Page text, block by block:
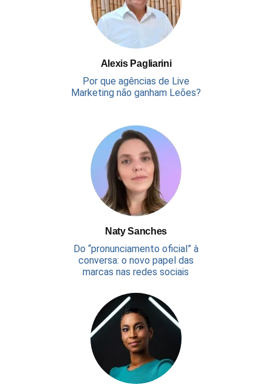
Alexis Pagliarini
Por que agências de Live
Marketing não ganham Leões?
Naty Sanches
Do “pronunciamento oficial” à
conversa: o novo papel das
marcas nas redes sociais